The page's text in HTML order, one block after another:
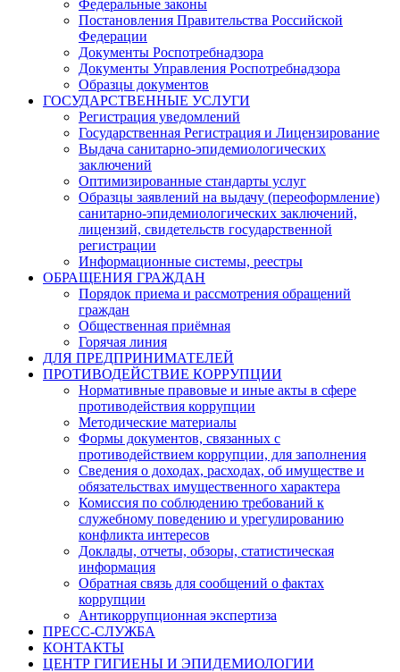
Федеральные законы
Постановления Правительства Российской
Федерации
Документы Роспотребнадзора
Документы Управления Роспотребнадзора
Образцы документов
ГОСУДАРСТВЕННЫЕ УСЛУГИ
Регистрация уведомлений
Государственная Регистрация и Лицензирование
Выдача санитарно-эпидемиологических
заключений
Оптимизированные стандарты услуг
Образцы заявлений на выдачу (переоформление)
санитарно-эпидемиологических заключений,
лицензий, свидетельств государственной
регистрации
Информационные системы, реестры
ОБРАЩЕНИЯ ГРАЖДАН
Порядок приема и рассмотрения обращений
граждан
Общественная приёмная
Горячая линия
ДЛЯ ПРЕДПРИНИМАТЕЛЕЙ
ПРОТИВОДЕЙСТВИЕ КОРРУПЦИИ
Нормативные правовые и иные акты в сфере
противодействия коррупции
Методические материалы
Формы документов, связанных с
противодействием коррупции, для заполнения
Сведения о доходах, расходах, об имуществе и
обязательствах имущественного характера
Комиссия по соблюдению требований к
служебному поведению и урегулированию
конфликта интересов
Доклады, отчеты, обзоры, статистическая
информация
Обратная связь для сообщений о фактах
коррупции
Антикоррупционная экспертиза
ПРЕСС-СЛУЖБА
КОНТАКТЫ
ЦЕНТР ГИГИЕНЫ И ЭПИДЕМИОЛОГИИ